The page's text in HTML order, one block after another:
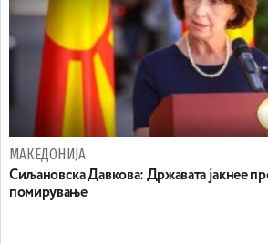
МАКЕДОНИЈА
Сиљановска Давкова: Државата јакнее
помирување